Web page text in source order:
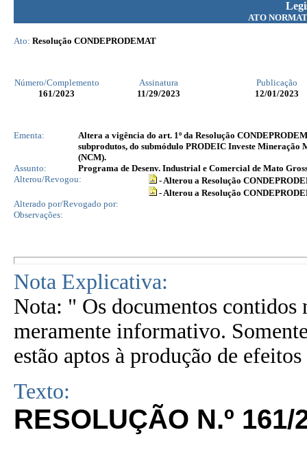
ATO
Ato: Resolução CONDEPRODEMAT
Número/Complemento Assinatura
Publicação
161/2023 11/29/2023 12/01/2023
Ementa:
Altera a vigência do art. 1º da Resolução
subprodutos, do submódulo PRODEIC Investe Mineração
(NCM).
Assunto:
Programa de Desenv. Industrial e Comercial de Mato
Alterou/Revogou:
- Alterou a Resolução
- Alterou a Resolução
Alterado por/Revogado por:
Observações:
Nota Explicativa:
Nota: " Os documentos contidos
meramente informativo.
estão aptos à produção de
Texto:
RESOLUÇÃO N.º